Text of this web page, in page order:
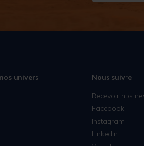
univers
Nous suivre
Recevoir nos
Facebook
Instagram
LinkedIn